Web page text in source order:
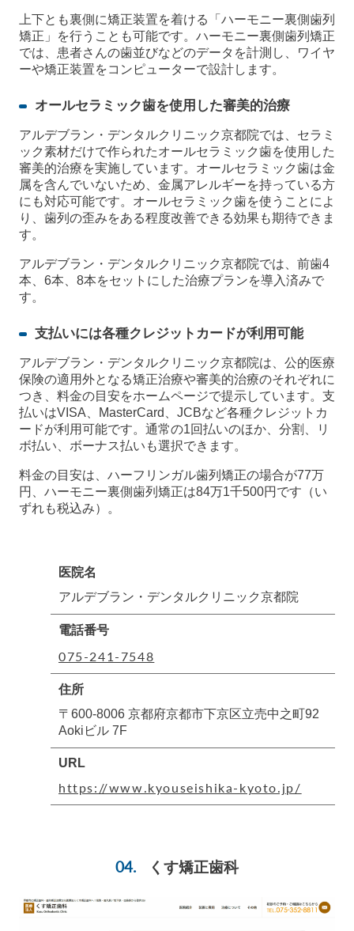
上下とも裏側に矯正装置を着ける「ハーモニー裏側歯列
矯正」を行うことも可能です。ハーモニー裏側歯列矯正
では、患者さんの歯並びなどのデータを計測し、ワイヤ
ーや矯正装置をコンピューターで設計します。
オールセラミック歯を使用した審美的治療
アルデブラン・デンタルクリニック京都院では、セラミ
ック素材だけで作られたオールセラミック歯を使用した
審美的治療を実施しています。オールセラミック歯は金
属を含んでいないため、金属アレルギーを持っている方
にも対応可能です。オールセラミック歯を使うことによ
り、歯列の歪みをある程度改善できる効果も期待できま
す。
アルデブラン・デンタルクリニック京都院では、前歯4
本、6本、8本をセットにした治療プランを導入済みで
す。
支払いには各種クレジットカードが利用可能
アルデブラン・デンタルクリニック京都院は、公的医療
保険の適用外となる矯正治療や審美的治療のそれぞれに
つき、料金の目安をホームページで提示しています。支
払いはVISA、MasterCard、JCBなど各種クレジットカ
ードが利用可能です。通常の1回払いのほか、分割、リ
ボ払い、ボーナス払いも選択できます。
料金の目安は、ハーフリンガル歯列矯正の場合が77万
円、ハーモニー裏側歯列矯正は84万1千500円です（い
ずれも税込み）。
医院名
アルデブラン・デンタルクリニック京都院
電話番号
075-241-7548
住所
〒600-8006 京都府京都市下京区立売中之町92
Aokiビル 7F
URL
https://www.kyouseishika-kyoto.jp/
くす矯正歯科